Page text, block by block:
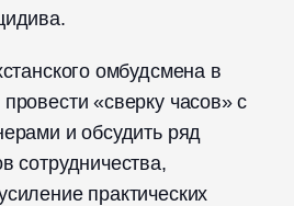
омбудсмена в
«сверку часов» с
и обсудить ряд
сотрудничества,
практических